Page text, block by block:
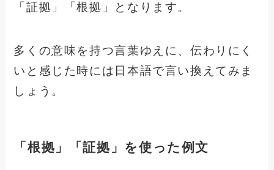
「証拠」「根拠」となります。
多くの意味を持つ言葉ゆえに、伝わりにく
いと感じた時には日本語で言い換えてみま
しょう。
「根拠」「証拠」を使った例文